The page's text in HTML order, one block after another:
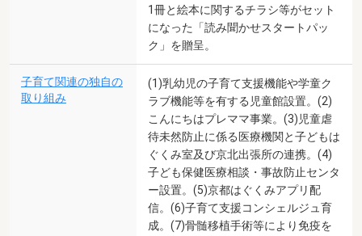
1冊と絵本に関するチラシ等がセット
になった「読み聞かせスタートパッ
ク」を贈呈。
子育て関連の独自の
取り組み
(1)乳幼児の子育て支援機能や学童ク
ラブ機能等を有する児童館設置。(2)
こんにちはプレママ事業。(3)児童虐
待未然防止に係る医療機関と子どもは
ぐくみ室及び京北出張所の連携。(4)
子ども保健医療相談・事故防止センタ
ー設置。(5)京都はぐくみアプリ配
信。(6)子育て支援コンシェルジュ育
成。(7)骨髄移植手術等により免疫を